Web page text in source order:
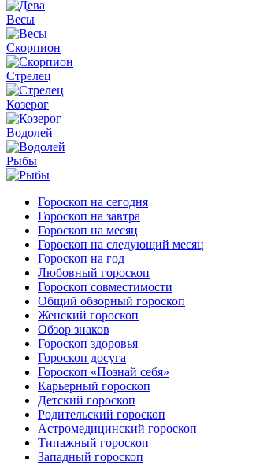
Весы
Скорпион
Стрелец
Козерог
Водолей
Рыбы
Гороскоп на сегодня
Гороскоп на завтра
Гороскоп на месяц
Гороскоп на следующий месяц
Гороскоп на год
Любовный гороскоп
Гороскоп совместимости
Общий обзорный гороскоп
Женский гороскоп
Обзор знаков
Гороскоп здоровья
Гороскоп досуга
Гороскоп «Познай себя»
Карьерный гороскоп
Детский гороскоп
Родительский гороскоп
Астромедицинский гороскоп
Типажный гороскоп
Западный гороскоп